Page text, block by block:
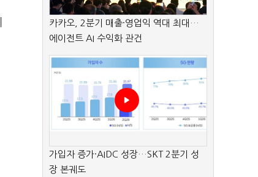
카카오, 2분기 매출·영업익 역대 최대…
에이전트 AI 수익화 관건
가입자 증가·AIDC 성장…SKT 2분기 성
장 본궤도